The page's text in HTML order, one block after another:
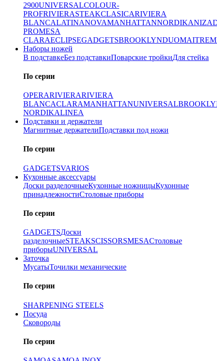
2900UNIVERSALCOLOUR-
PROFRIVIERASTEAKCLASICARIVIERA
BLANCALATINANOVAMANHATTANNORDIKANIZA
PROMESA
CLARAECLIPSEGADGETSBROOKLYNDUOMAITRE
Наборы ножей
В подставкеБез подставкиПоварские тройкиДля стейка
По серии
OPERARIVIERARIVIERA
BLANCACLARAMANHATTANUNIVERSAL
NORDIKALINEA
Подставки и держатели
Магнитные держателиПодставки под ножи
По серии
GADGETSVARIOS
Кухонные аксессуары
Доски разделочныеКухонные ножницыКухонные
принадлежностиСтоловые приборы
По серии
GADGETSДоски
разделочныеSTEAKSCISSORSMESAСтоловые
приборыUNIVERSAL
Заточка
МусатыТочилки механические
По серии
SHARPENING STEELS
Посуда
Сковороды
По серии